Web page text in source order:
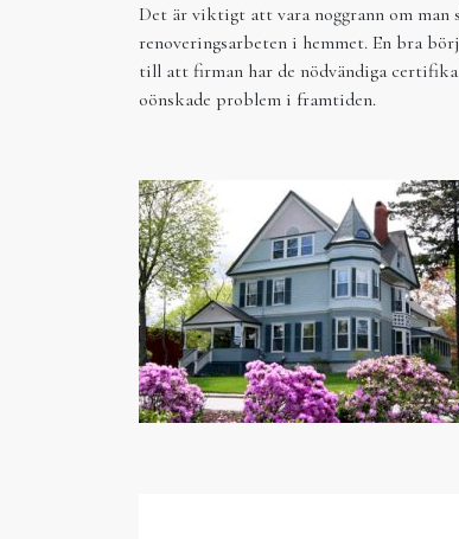
Det är viktigt att vara noggrann om man
renoveringsarbeten i hemmet. En bra
till att firman har de nödvändiga
oönskade problem i framtiden.